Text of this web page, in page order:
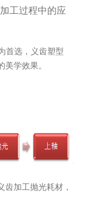
工过程中的应
首选，义齿塑型
学效果。
齿加工抛光耗材，